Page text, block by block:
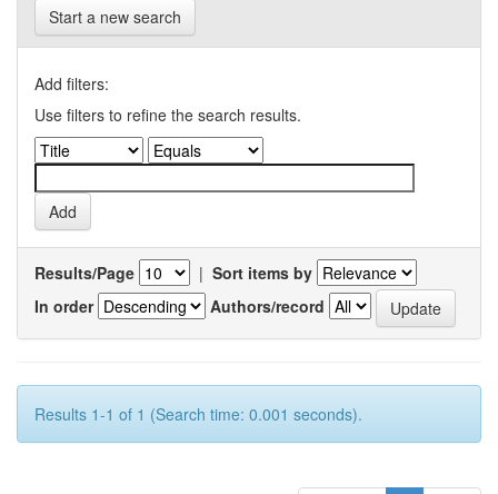
Start a new search
Add filters:
Use filters to refine the search results.
Results/Page | Sort items by
In order
Authors/record
Results 1-1 of 1 (Search time: 0.001 seconds).